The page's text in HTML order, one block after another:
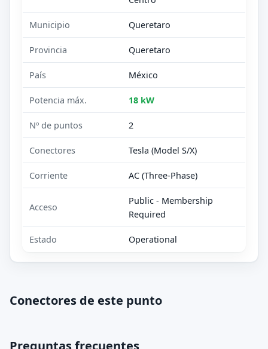
Municipio Queretaro
Provincia Queretaro
País México
Potencia máx. 18 kW
Nº de puntos 2
Conectores Tesla (Model S/X)
Corriente AC (Three-Phase)
Acceso
Public - Membership
Required
Estado Operational
Conectores de este punto
Preguntas frecuentes